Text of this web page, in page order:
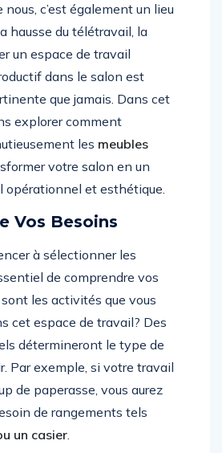
nous, c’est également un lieu
hausse du télétravail, la
un espace de travail
dans le salon est
que jamais. Dans cet
explorer comment
les meubles
votre salon en un
opérationnel et esthétique.
Vos Besoins
à sélectionner les
de comprendre vos
les activités que vous
cet espace de travail? Des
détermineront le type de
Par exemple, si votre travail
de paperasse, vous aurez
de rangements tels
un casier.